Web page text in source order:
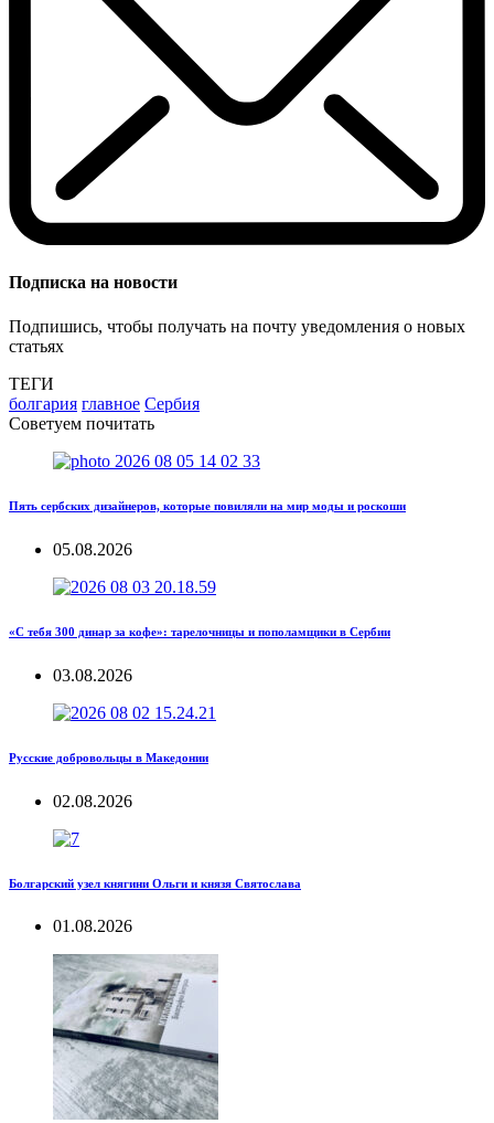
Подписка на новости
Подпишись, чтобы получать на почту уведомления о новых
статьях
ТЕГИ
болгария главное Сербия
Советуем почитать
Пять сербских дизайнеров, которые повиляли на мир моды и роскоши
05.08.2026
«С тебя 300 динар за кофе»: тарелочницы и пополамщики в Сербии
03.08.2026
Русские добровольцы в Македонии
02.08.2026
Болгарский узел княгини Ольги и князя Святослава
01.08.2026